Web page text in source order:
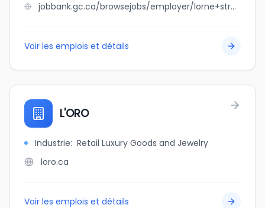
jobbank.gc.ca/browsejobs/employer/lorne+street+bottle+depot/ca
Voir les emplois et détails
L'ORO
Industrie: Retail Luxury Goods and Jewelry
loro.ca
Voir les emplois et détails